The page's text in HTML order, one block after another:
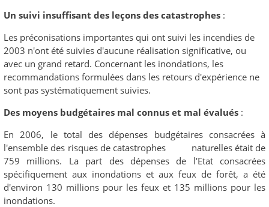
Un suivi insuffisant des leçons des catastrophes :
Les préconisations importantes qui ont suivi les incendies de
2003 n'ont été suivies d'aucune réalisation significative, ou
avec un grand retard. Concernant les inondations, les
recommandations formulées dans les retours d'expérience ne
sont pas systématiquement suivies.
Des moyens budgétaires mal connus et mal évalués :
En 2006, le total des dépenses budgétaires consacrées à
l'ensemble des risques de catastrophes naturelles était de
759 millions. La part des dépenses de l'Etat consacrées
spécifiquement aux inondations et aux feux de forêt, a été
d'environ 130 millions pour les feux et 135 millions pour les
inondations.